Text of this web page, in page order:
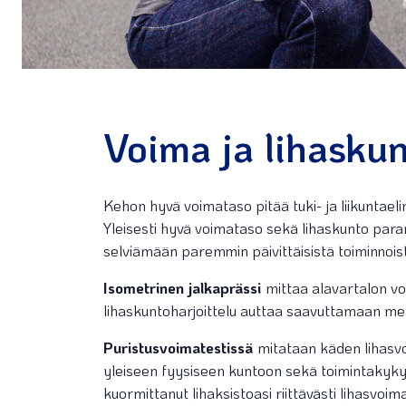
Voima ja
Kehon hyvä voimataso pitää tuki- ja
Yleisesti hyvä voimataso sekä lihaskunto
selviämään paremmin päivittäisistä
Isometrinen jalkaprässi mittaa alavartalon
lihaskuntoharjoittelu auttaa saavuttamaan
Puristusvoimatestissä mitataan käden
yleiseen fyysiseen kuntoon sekä
kuormittanut lihaksistoasi riittävästi